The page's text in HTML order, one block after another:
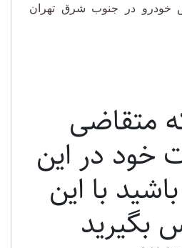
خودرو در جنوب شرق تهران
متقاضی
خود در این
با این
بگیرید